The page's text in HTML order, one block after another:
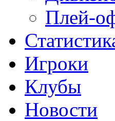
Плей-
Игроки
Клубы
Новости